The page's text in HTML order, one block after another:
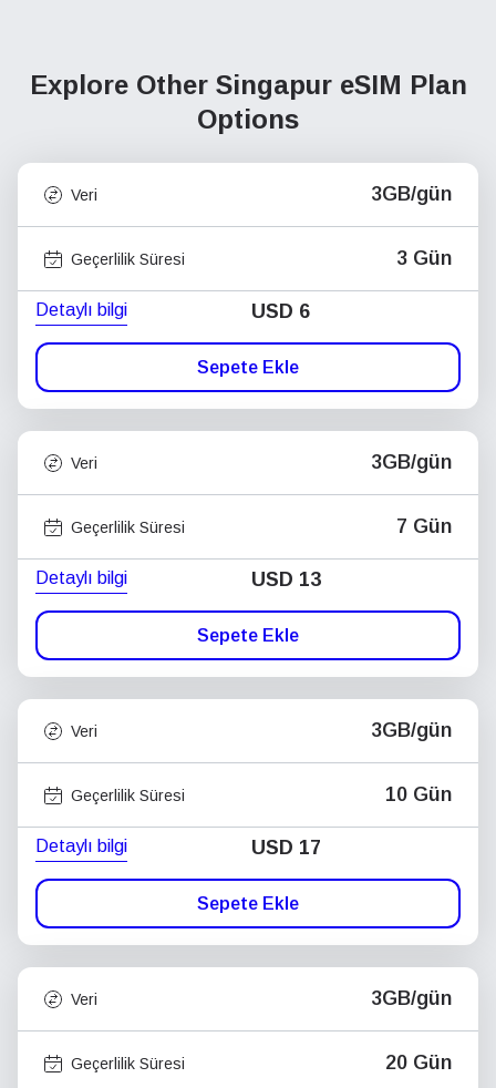
Explore Other Singapur eSIM Plan
Options
Veri 3GB/gün
Geçerlilik Süresi 3 Gün
Detaylı bilgi USD 6
Sepete Ekle
Veri 3GB/gün
Geçerlilik Süresi 7 Gün
Detaylı bilgi USD 13
Sepete Ekle
Veri 3GB/gün
Geçerlilik Süresi 10 Gün
Detaylı bilgi USD 17
Sepete Ekle
Veri 3GB/gün
Geçerlilik Süresi 20 Gün